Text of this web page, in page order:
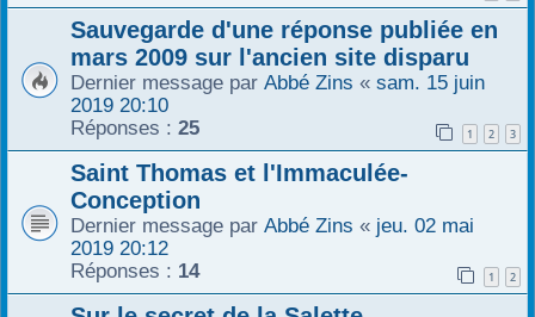
Sauvegarde d'une réponse publiée en
mars 2009 sur l'ancien site disparu
Dernier message par Abbé Zins « sam. 15 juin
2019 20:10
Réponses : 25 1 2 3
Saint Thomas et l'Immaculée-
Conception
Dernier message par Abbé Zins « jeu. 02 mai
2019 20:12
Réponses : 14 1 2